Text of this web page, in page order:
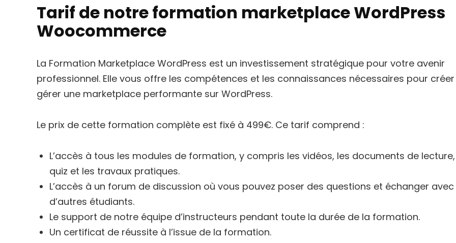
Tarif de notre formation marketplace WordPress
Woocommerce
La Formation Marketplace WordPress est un investissement stratégique pour votre avenir
professionnel. Elle vous offre les compétences et les connaissances nécessaires pour
gérer une marketplace performante sur WordPress.
Le prix de cette formation complète est fixé à 499€. Ce tarif comprend :
L’accès à tous les modules de formation, y compris les vidéos, les documents de
quiz et les travaux pratiques.
L’accès à un forum de discussion où vous pouvez poser des questions et échanger avec
d’autres étudiants.
Le support de notre équipe d’instructeurs pendant toute la durée de la formation.
Un certificat de réussite à l’issue de la formation.